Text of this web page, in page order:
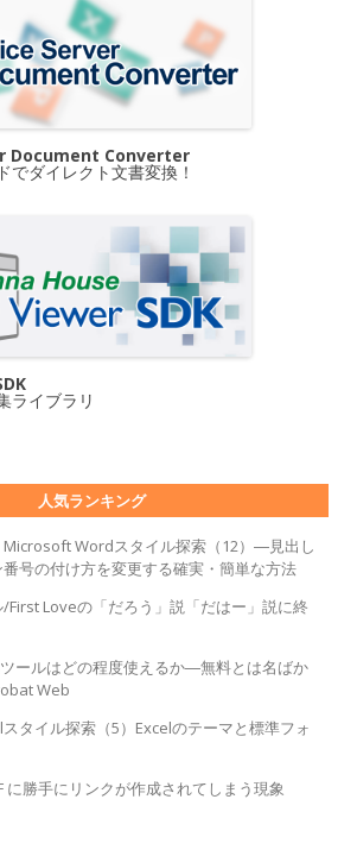
Document Converter
でダイレクト文書変換！
ライブラリ
人気ランキング
Wordスタイル探索（12）―見出し
号の付け方を変更する確実・簡単な方法
/First Loveの「だろう」説「だはー」説に終
ールはどの程度使えるか―無料とは名ばか
Web
タイル探索（5）Excelのテーマと標準フォ
に勝手にリンクが作成されてしまう現象